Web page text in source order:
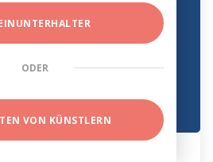
ODER
VON KÜNSTLERN